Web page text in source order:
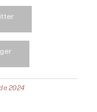
2024